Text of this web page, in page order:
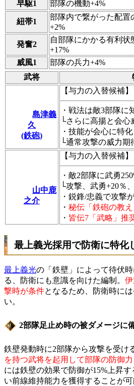
早駆1
部隊の機動+4%
紐帯1
部隊内で繋がった配置
+2%
発奮2
自部隊にかかる有利状
+17%
威風1
部隊の兵力+4%
武将
島津義
久
(鉄砲)
【与力の入替候補】
・戦法は敵3部隊に
└さらに高揚と会心
・技能が会心に特
└通常攻撃の威力期
山中鹿
之介
【与力の入替候補】
・敵2部隊に武勇
└攻撃、武勇+20％
・鋭鋒/忠義で攻撃
・ 秘伝「鉄砲の教
・ 皆伝7「武略」推
最上義光採用で防衛に特化
最上義光の「鉄壁」によって待伏
る、防衛にも意識を向けた編制。
撃時が条件となるため、防衛時に
い。
2部隊足止め時の被ダメージに
鉄壁発動時に2部隊から攻撃を受け
を持つ武将を起用して部隊の防御
には鉄壁の効果で防御が15%上昇
い前線維持能力を獲得することが可